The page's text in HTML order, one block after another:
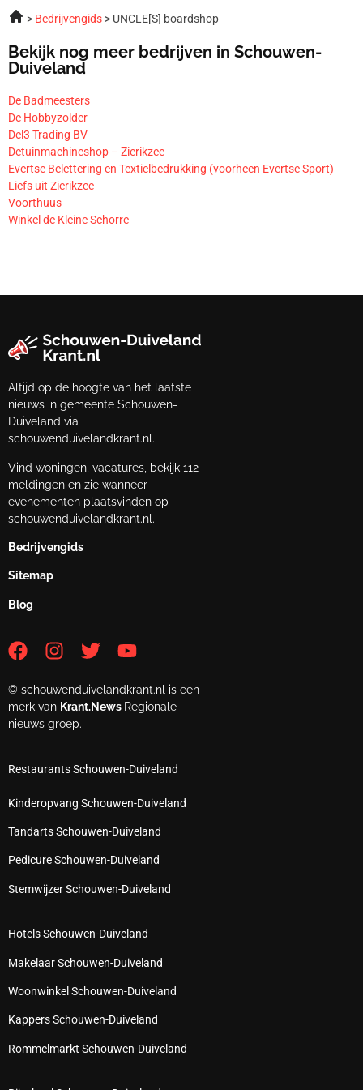
Bedrijvengids UNCLE[S] boardshop
Bekijk nog meer bedrijven in Schouwen-
Duiveland
De Badmeesters
De Hobbyzolder
Del3 Trading BV
Detuinmachineshop – Zierikzee
Evertse Belettering en Textielbedrukking (voorheen Evertse Sport)
Liefs uit Zierikzee
Voorthuus
Winkel de Kleine Schorre
Altijd op de hoogte van het laatste
nieuws in gemeente Schouwen-
Duiveland via
schouwenduivelandkrant.nl.
Vind woningen, vacatures, bekijk 112
meldingen en zie wanneer
evenementen plaatsvinden op
schouwenduivelandkrant.nl.
Bedrijvengids
Sitemap
Blog
© schouwenduivelandkrant.nl is een
merk van Krant.News Regionale
nieuws groep.
Restaurants Schouwen-Duiveland
Kinderopvang Schouwen-Duiveland
Tandarts Schouwen-Duiveland
Pedicure Schouwen-Duiveland
Stemwijzer Schouwen-Duiveland
Hotels Schouwen-Duiveland
Makelaar Schouwen-Duiveland
Woonwinkel Schouwen-Duiveland
Kappers Schouwen-Duiveland
Rommelmarkt Schouwen-Duiveland